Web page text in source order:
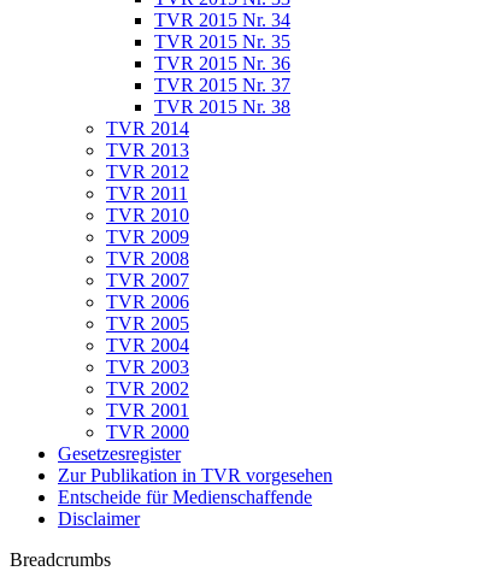
TVR 2015 Nr. 34
TVR 2015 Nr. 35
TVR 2015 Nr. 36
TVR 2015 Nr. 37
TVR 2015 Nr. 38
TVR 2014
TVR 2013
TVR 2012
TVR 2011
TVR 2010
TVR 2009
TVR 2008
TVR 2007
TVR 2006
TVR 2005
TVR 2004
TVR 2003
TVR 2002
TVR 2001
TVR 2000
Gesetzesregister
Zur Publikation in TVR vorgesehen
Entscheide für Medienschaffende
Disclaimer
Breadcrumbs